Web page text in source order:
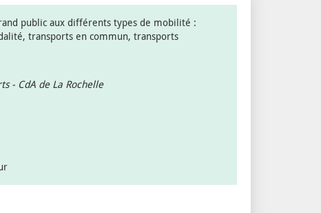
public aux différents types de mobilité :
transports en commun, transports
- CdA de La Rochelle